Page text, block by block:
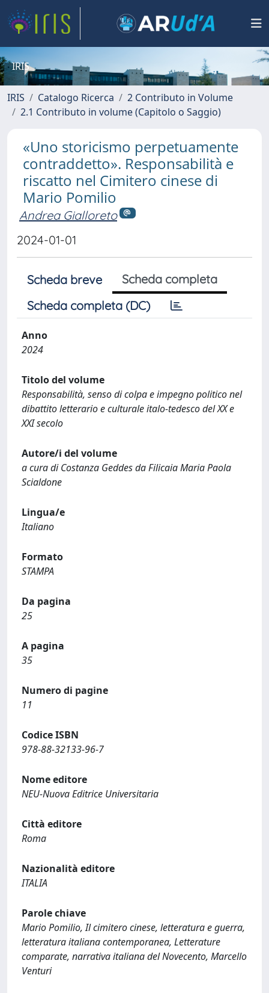
IRIS
IRIS Catalogo Ricerca
2 Contributo in Volume
2.1 Contributo in volume (Capitolo o Saggio)
«Uno storicismo perpetuamente
contraddetto». Responsabilità e
riscatto nel Cimitero cinese di
Mario Pomilio
Andrea Gialloreto
2024-01-01
Scheda breve
Scheda completa
Scheda completa (DC)
Anno
2024
Titolo del volume
Responsabilità, senso di colpa e impegno politico nel
dibattito letterario e culturale italo-tedesco del XX e
XXI secolo
Autore/i del volume
a cura di Costanza Geddes da Filicaia Maria Paola
Scialdone
Lingua/e
Italiano
Formato
STAMPA
Da pagina
25
A pagina
35
Numero di pagine
11
Codice ISBN
978-88-32133-96-7
Nome editore
NEU-Nuova Editrice Universitaria
Città editore
Roma
Nazionalità editore
ITALIA
Parole chiave
Mario Pomilio, Il cimitero cinese, letteratura e guerra,
letteratura italiana contemporanea, Letterature
comparate, narrativa italiana del Novecento, Marcello
Venturi